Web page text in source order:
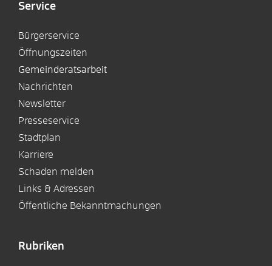
Service
Bürgerservice
Öffnungszeiten
Gemeinderatsarbeit
Nachrichten
Newsletter
Presseservice
Stadtplan
Karriere
Schaden melden
Links & Adressen
Öffentliche Bekanntmachungen
Rubriken